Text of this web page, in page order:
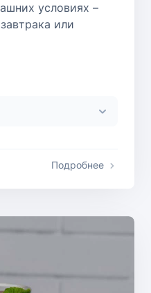
условиях –
или
Подробнее